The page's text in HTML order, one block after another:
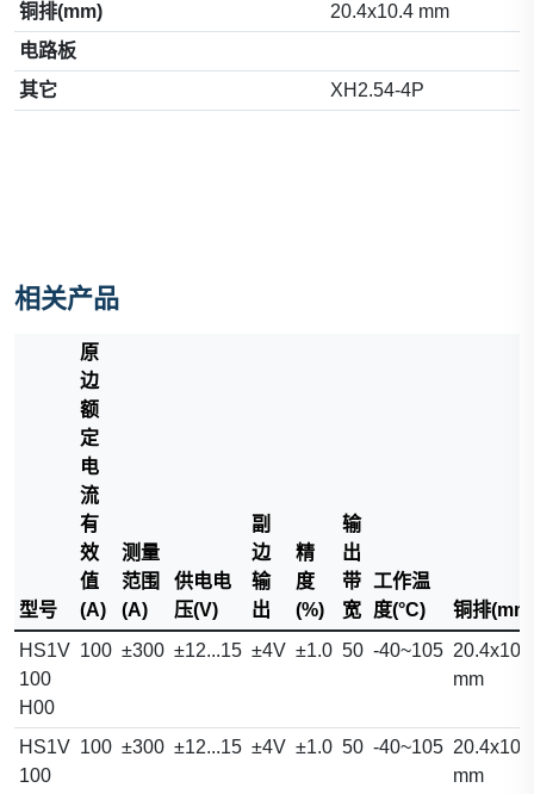
铜排(mm)
20.4x10.4 mm
电路板
其它
XH2.54-4P
相关产品
型号
原
边
额
定
电
流
有
效
值
(A)
测量
范围
(A)
供电电
压(V)
副
边
输
出
精
度
(%)
输
出
带
宽
工作温
度(°C)
铜排
HS1V
100
H00
100 ±300 ±12...15 ±4V ±1.0 50 -40~105
mm
HS1V
100
100 ±300 ±12...15 ±4V ±1.0 50 -40~105
mm